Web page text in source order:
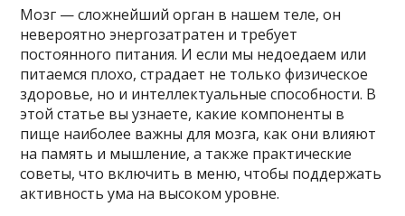
Мозг — сложнейший орган в нашем теле, он
невероятно энергозатратен и требует
постоянного питания. И если мы недоедаем или
питаемся плохо, страдает не только физическое
здоровье, но и интеллектуальные способности. В
этой статье вы узнаете, какие компоненты в
пище наиболее важны для мозга, как они влияют
на память и мышление, а также практические
советы, что включить в меню, чтобы поддержать
активность ума на высоком уровне.